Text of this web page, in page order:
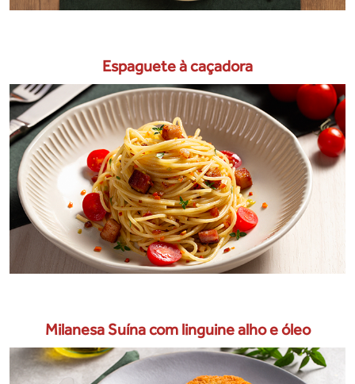
Espaguete à caçadora
Milanesa Suína com linguine alho e óleo